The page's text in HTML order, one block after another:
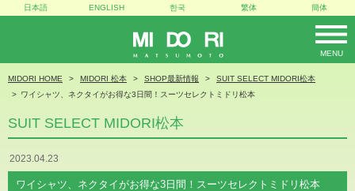
MIDORI
MENU
日本語 ENGLISH 한국 繁体 簡体
MIDORI HOME MIDORI 松本 SHOP最新情報
SUIT SELECT MIDORI松本
ワイシャツ、ネクタイがお得な3日間！スーツセレクトミドリ松本
SUIT SELECT MIDORI松本
2023.04.23
ワイシャツ、ネクタイがお得な3日間！スーツセレクトミドリ松本